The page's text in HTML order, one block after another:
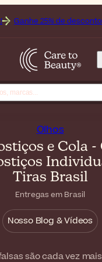
de desconto no produto
Olhos
e Cola -
Tiras Brasil
Entregas em Brasil
Nosso Blog & Vídeos
são cada vez